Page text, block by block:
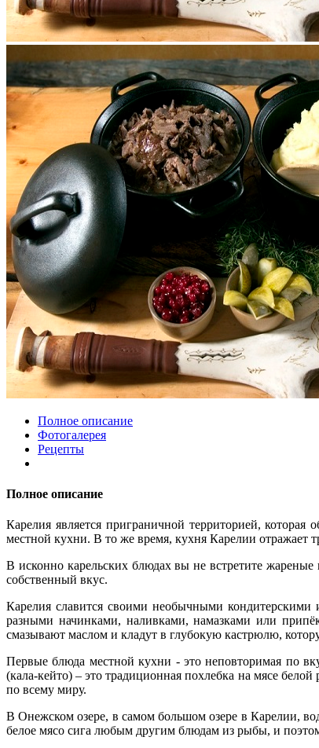
Полное описание
Фотогалерея
Рецепты
Полное описание
Карелия является приграничной территорией,
местной кухни. В то же время, кухня Карелии отражает
В исконно карельских блюдах вы не встретите
собственный вкус.
Карелия славится своими необычными
разными начинками, наливками, намазками или
смазывают маслом и кладут в глубокую кастрюлю,
Первые блюда местной кухни - это неповторимая по
(кала-кейто) – это традиционная похлебка на мясе
по всему миру.
В Онежском озере, в самом большом озере в Карелии,
белое мясо сига любым другим блюдам из рыбы, и